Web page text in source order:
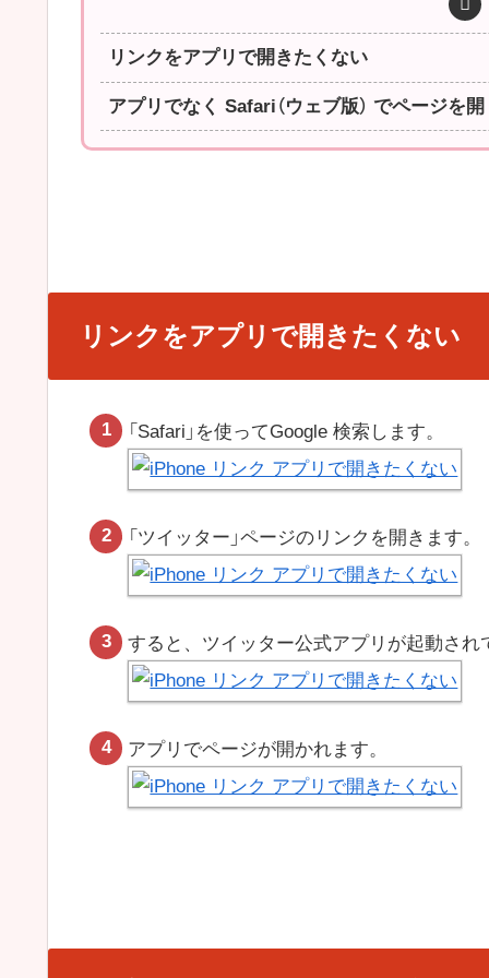
リンクをアプリで開きたくない
アプリでなく Safari（ウェブ版） でページを開
リンクをアプリで開きたくない
「Safari」を使ってGoogle 検索します。
「ツイッター」ページのリンクを開きます。
すると、ツイッター公式アプリが起動さ
アプリでページが開かれます。